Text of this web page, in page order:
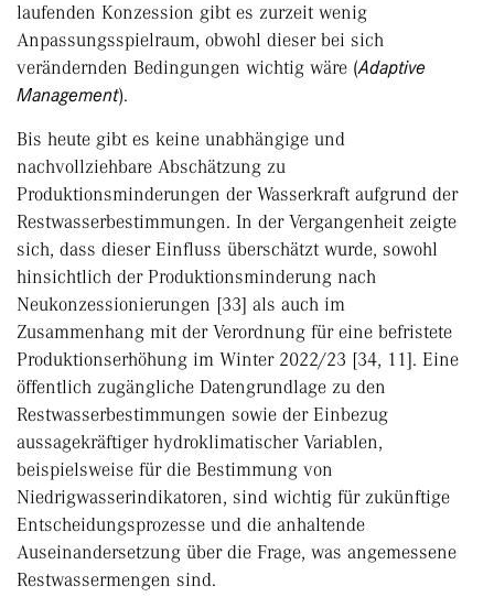
laufenden Konzession gibt es zurzeit wenig
Anpassungsspielraum, obwohl dieser bei sich
verändernden Bedingungen wichtig wäre (Adaptive
Management).
Bis heute gibt es keine unabhängige und
nachvollziehbare Abschätzung zu
Produktionsminderungen der Wasserkraft aufgrund der
Restwasserbestimmungen. In der Vergangenheit zeigte
sich, dass dieser Einfluss überschätzt wurde, sowohl
hinsichtlich der Produktionsminderung nach
Neukonzessionierungen [33] als auch im
Zusammenhang mit der Verordnung für eine befristete
Produktionserhöhung im Winter 2022/23 [34, 11]. Eine
öffentlich zugängliche Datengrundlage zu den
Restwasserbestimmungen sowie der Einbezug
aussagekräftiger hydroklimatischer Variablen,
beispielsweise für die Bestimmung von
Niedrigwasserindikatoren, sind wichtig für zukünftige
Entscheidungsprozesse und die anhaltende
Auseinandersetzung über die Frage, was angemessene
Restwassermengen sind.